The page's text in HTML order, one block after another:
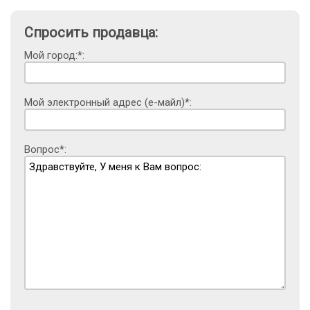
Спросить продавца:
Мой город:*:
Мой электронный адрес (е-майл)*:
Вопрос*: